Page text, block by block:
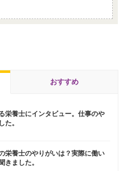
おすすめ
栄養士にインタビュー。仕事のや
た。
栄養士のやりがいは？実際に働い
きました。